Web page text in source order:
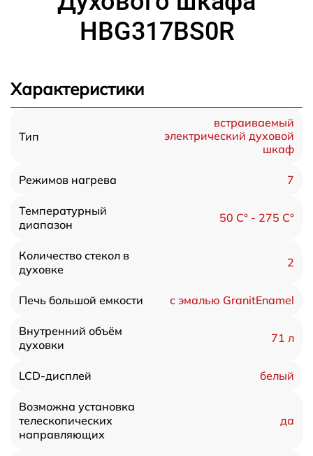
HBG317BS0R
Характеристики
Тип
встраиваемый
электрический духовой
шкаф
Режимов нагрева 7
Температурный
диапазон
50 C° - 275 C°
Количество стекол в
духовке
2
Печь большой емкости с эмалью GranitEnamel
Внутренний объём
духовки
71 л
LCD-дисплей белый
Возможна установка
телескопических
направляющих
да